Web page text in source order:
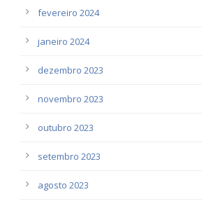
fevereiro 2024
janeiro 2024
dezembro 2023
novembro 2023
outubro 2023
setembro 2023
agosto 2023